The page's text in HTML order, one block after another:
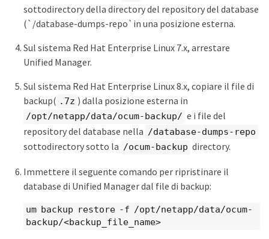
sottodirectory della directory del repository del database
(`/database-dumps-repo`in una posizione esterna.
Sul sistema Red Hat Enterprise Linux 7.x, arrestare
Unified Manager.
Sul sistema Red Hat Enterprise Linux 8.x, copiare il file di
backup( .7z ) dalla posizione esterna in
/opt/netapp/data/ocum-backup/ e i file del
repository del database nella /database-dumps-repo
sottodirectory sotto la /ocum-backup directory.
Immettere il seguente comando per ripristinare il
database di Unified Manager dal file di backup:
um backup restore -f /opt/netapp/data/ocum-
backup/<backup_file_name>